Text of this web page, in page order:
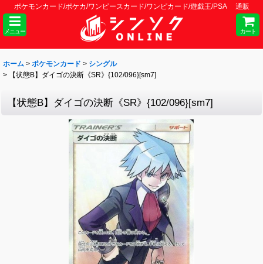
ポケモンカード/ポケカ/ワンピースカード/ワンピカード/遊戯王/PSA 通販
メニュー カート
ホーム > ポケモンカード > シングル
>
【状態B】ダイゴの決断《SR》{102/096}[sm7]
【状態B】ダイゴの決断《SR》{102/096}[sm7]